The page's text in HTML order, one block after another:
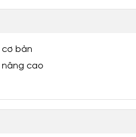
cơ bản
nâng cao